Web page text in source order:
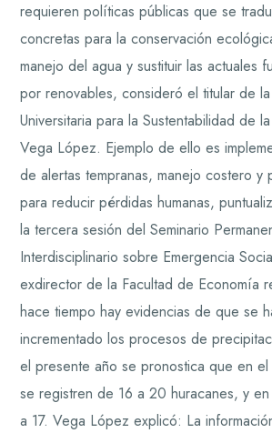
requieren políticas públicas que se
concretas para la conservación
manejo del agua y sustituir las actuales
por renovables, consideró el titular de
Universitaria para la Sustentabilidad de
Vega López. Ejemplo de ello es
de alertas tempranas, manejo costero y
para reducir pérdidas humanas,
la tercera sesión del Seminario
Interdisciplinario sobre Emergencia
exdirector de la Facultad de Economía
hace tiempo hay evidencias de que se
incrementado los procesos de
el presente año se pronostica que en
se registren de 16 a 20 huracanes, y
a 17. Vega López explicó: La